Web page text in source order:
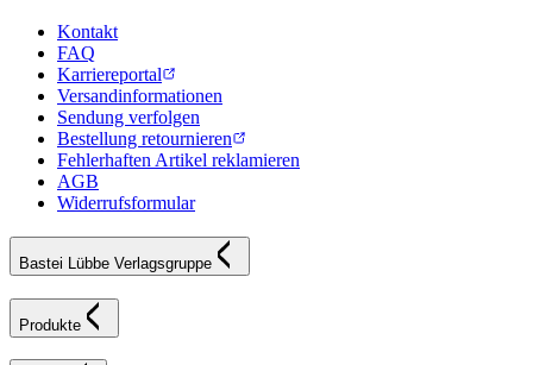
Kontakt
FAQ
Karriereportal
Versandinformationen
Sendung verfolgen
Bestellung retournieren
Fehlerhaften Artikel reklamieren
AGB
Widerrufsformular
Bastei Lübbe Verlagsgruppe
Produkte